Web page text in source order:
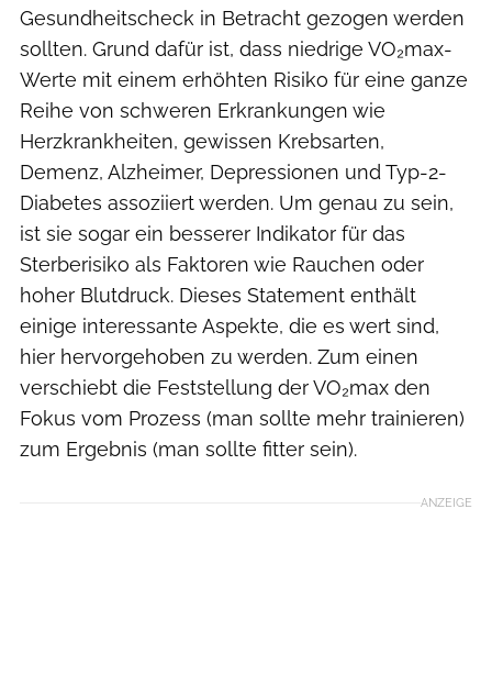
Gesundheitscheck in Betracht gezogen werden
sollten. Grund dafür ist, dass niedrige VO₂max-
Werte mit einem erhöhten Risiko für eine ganze
Reihe von schweren Erkrankungen wie
Herzkrankheiten, gewissen Krebsarten,
Demenz, Alzheimer, Depressionen und Typ-2-
Diabetes assoziiert werden. Um genau zu sein,
ist sie sogar ein besserer Indikator für das
Sterberisiko als Faktoren wie Rauchen oder
hoher Blutdruck. Dieses Statement enthält
einige interessante Aspekte, die es wert sind,
hier hervorgehoben zu werden. Zum einen
verschiebt die Feststellung der VO₂max den
Fokus vom Prozess (man sollte mehr trainieren)
zum Ergebnis (man sollte fitter sein).
ANZEIGE